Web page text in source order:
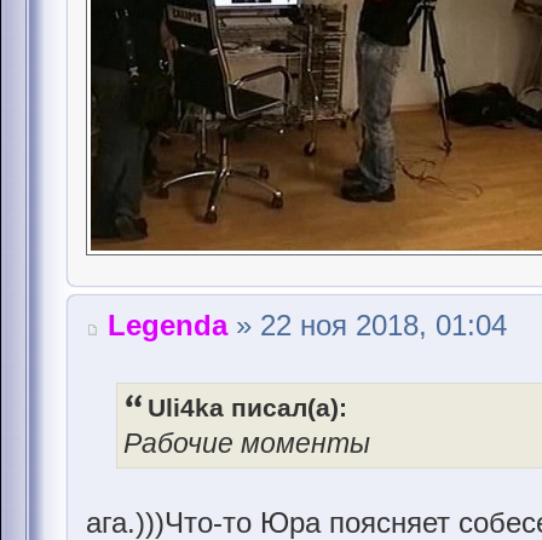
Legenda» 22 ноя 2018, 01:04
Uli4ka писал(а):
Рабочие моменты
ага.)))Что-то Юра поясняет